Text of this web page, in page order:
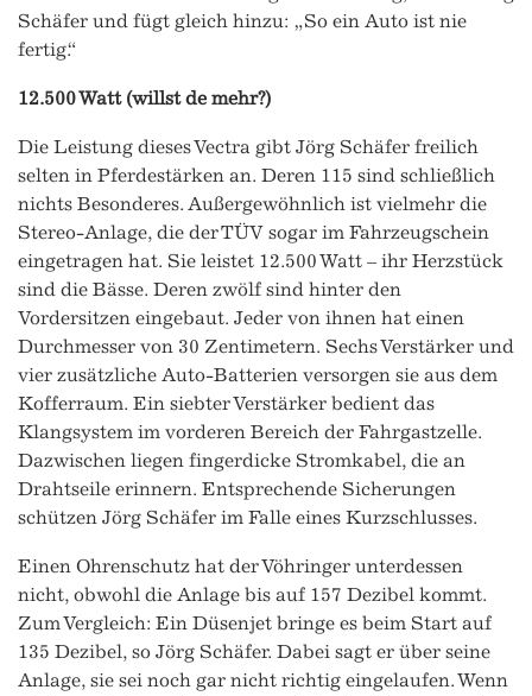
Schäfer und fügt gleich hinzu: „So ein Auto ist nie
fertig.“
12.500 Watt (willst de mehr?)
Die Leistung dieses Vectra gibt Jörg Schäfer freilich
selten in Pferdestärken an. Deren 115 sind schließlich
nichts Besonderes. Außergewöhnlich ist vielmehr die
Stereo-Anlage, die der TÜV sogar im Fahrzeugschein
eingetragen hat. Sie leistet 12.500 Watt – ihr Herzstück
sind die Bässe. Deren zwölf sind hinter den
Vordersitzen eingebaut. Jeder von ihnen hat einen
Durchmesser von 30 Zentimetern. Sechs Verstärker und
vier zusätzliche Auto-Batterien versorgen sie aus dem
Kofferraum. Ein siebter Verstärker bedient das
Klangsystem im vorderen Bereich der Fahrgastzelle.
Dazwischen liegen fingerdicke Stromkabel, die an
Drahtseile erinnern. Entsprechende Sicherungen
schützen Jörg Schäfer im Falle eines Kurzschlusses.
Einen Ohrenschutz hat der Vöhringer unterdessen
nicht, obwohl die Anlage bis auf 157 Dezibel kommt.
Zum Vergleich: Ein Düsenjet bringe es beim Start auf
135 Dezibel, so Jörg Schäfer. Dabei sagt er über seine
Anlage, sie sei noch gar nicht richtig eingelaufen. Wenn